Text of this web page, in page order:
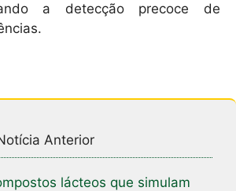
a detecção precoce de
Anterior
lácteos que simulam